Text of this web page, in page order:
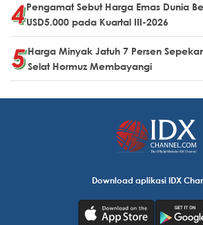
Pengamat Sebut Harga Emas Dunia
USD5.000 pada Kuartal III-2026
Harga Minyak Jatuh 7 Persen
Selat Hormuz Membayangi
Download aplikasi IDX